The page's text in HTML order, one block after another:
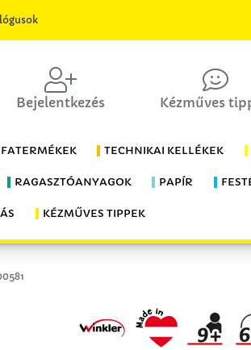
Bejelentkezés Kézműves
FATERMÉKEK TECHNIKAI KELLÉKEK
RAGASZTÓANYAGOK PAPÍR
KÉZMŰVES TIPPEK